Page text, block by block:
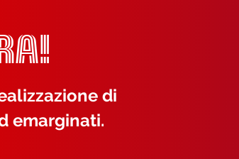
di
emarginati.